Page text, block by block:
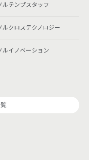
ルテンプスタッフ
ルクロステクノロジー
ルイノベーション